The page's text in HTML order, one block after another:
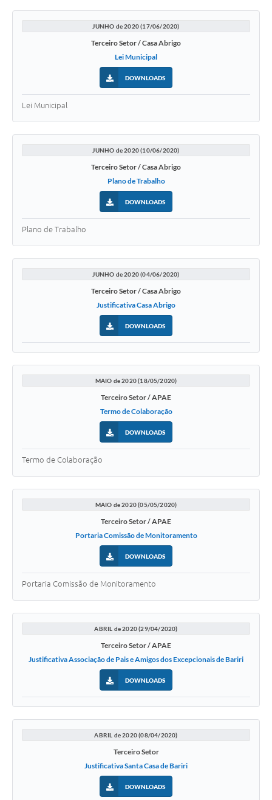
JUNHO de 2020 (17/06/2020)
Terceiro Setor / Casa Abrigo
Lei Municipal
DOWNLOADS
Lei Municipal
JUNHO de 2020 (10/06/2020)
Terceiro Setor / Casa Abrigo
Plano de Trabalho
DOWNLOADS
Plano de Trabalho
JUNHO de 2020 (04/06/2020)
Terceiro Setor / Casa Abrigo
Justificativa Casa Abrigo
DOWNLOADS
MAIO de 2020 (18/05/2020)
Terceiro Setor / APAE
Termo de Colaboração
DOWNLOADS
Termo de Colaboração
MAIO de 2020 (05/05/2020)
Terceiro Setor / APAE
Portaria Comissão de Monitoramento
DOWNLOADS
Portaria Comissão de Monitoramento
ABRIL de 2020 (29/04/2020)
Terceiro Setor / APAE
Justificativa Associação de Pais e Amigos dos Excepcionais de Bariri
DOWNLOADS
ABRIL de 2020 (08/04/2020)
Terceiro Setor
Justificativa Santa Casa de Bariri
DOWNLOADS